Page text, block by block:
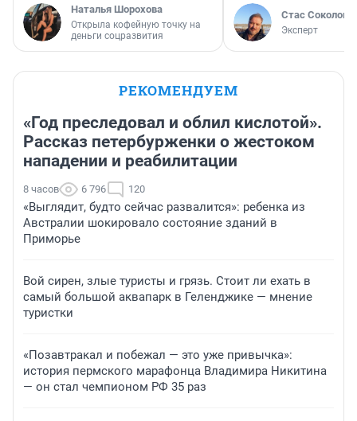
Наталья Шорохова
Открыла кофейную точку на
деньги соцразвития
Стас Соколов
Эксперт
РЕКОМЕНДУЕМ
«Год преследовал и облил кислотой».
Рассказ петербурженки о жестоком
нападении и реабилитации
8 часов 6 796 120
«Выглядит, будто сейчас развалится»: ребенка из
Австралии шокировало состояние зданий в
Приморье
Вой сирен, злые туристы и грязь. Стоит ли ехать в
самый большой аквапарк в Геленджике — мнение
туристки
«Позавтракал и побежал — это уже привычка»:
история пермского марафонца Владимира Никитина
— он стал чемпионом РФ 35 раз